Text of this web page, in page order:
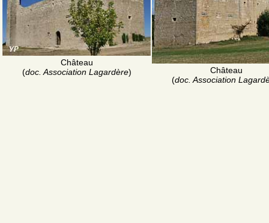
Château
(doc. Association Lagardère)
Château
(doc. Association